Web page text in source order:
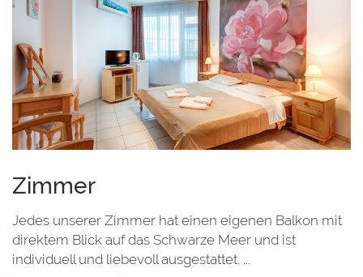
Zimmer
Jedes unserer Zimmer hat einen eigenen Balkon mit
direktem Blick auf das Schwarze Meer und ist
individuell und liebevoll ausgestattet. ...